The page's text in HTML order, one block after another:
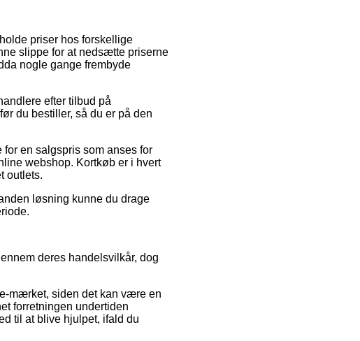
priser hos forskellige
slippe for at nedsætte priserne
nogle gange frembyde
efter tilbud på
du bestiller, så du er på den
en salgspris som anses for
webshop. Kortkøb er i hvert
outlets.
løsning kunne du drage
deres handelsvilkår, dog
mærket, siden det kan være en
forretningen undertiden
til at blive hjulpet, ifald du